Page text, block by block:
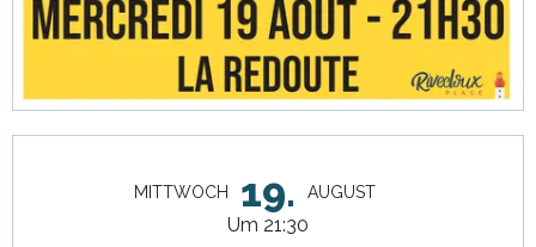
MITTWOCH 19. AUGUST
Um 21:30